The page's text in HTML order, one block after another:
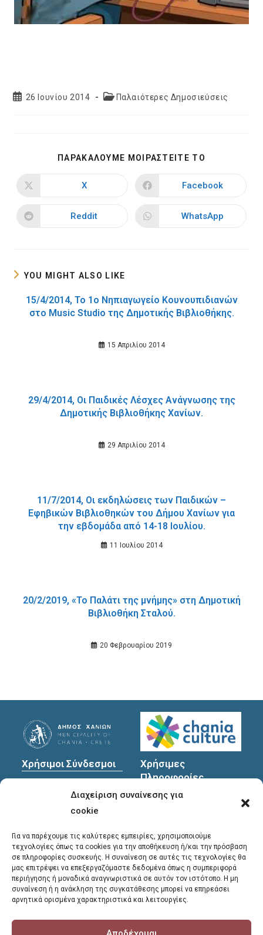
Διαχείριση συναίνεσης για
cookie
Για να παρέχουμε τις καλύτερες εμπειρίες, χρησιμοποιούμε
τεχνολογίες όπως τα cookies για την αποθήκευση ή/και την πρόσβαση
σε πληροφορίες συσκευής. Η συναίνεση σε αυτές τις τεχνολογίες θα
μας επιτρέψει να επεξεργαζόμαστε δεδομένα όπως η συμπεριφορά
περιήγησης ή μοναδικά αναγνωριστικά σε αυτόν τον ιστότοπο. Η μη
συναίνεση ή η ανάκληση της συγκατάθεσης μπορεί να επηρεάσει
αρνητικά ορισμένα χαρακτηριστικά και λειτουργίες.
Post26 Ιουνίου 2014
PostΠαλαιότερες Δημοσιεύσεις
ΠΑΡΑΚΑΛΟΥΜΕ ΜΟΙΡΑΣΤΕΙΤΕ ΤΟ
CONTENT
Opens
new
window
X
Opens
new
window
Facebook
Opens
Reddit
Opens
WhatsApp
YOU MIGHT ALSO LIKE
15/4/2014, Το 1ο Νηπιαγωγείο Κουνουπιδιανών
στο Music Studio της Δημοτικής Βιβλιοθήκης.
15 Απριλίου 2014
29/4/2014, Οι Παιδικές Λέσχες Ανάγνωσης της
Δημοτικής Βιβλιοθήκης Χανίων.
29 Απριλίου 2014
11/7/2014, Οι εκδηλώσεις των Παιδικών –
Εφηβικών Βιβλιοθηκών του Δήμου Χανίων για
την εβδομάδα από 14-18 Ιουλίου.
11 Ιουλίου 2014
20/2/2019, «Το Παλάτι της μνήμης» στη Δημοτική
Βιβλιοθήκη Σταλού.
20 Φεβρουαρίου 2019
Χρήσιμοι Σύνδεσμοι
Προσωπικών
Χρήσιμες
Πληροφορίες
Διεύθυνση
Χανιά, 731 35
Τηλέφωνα
επικοινωνίας:
28213 41661
28213